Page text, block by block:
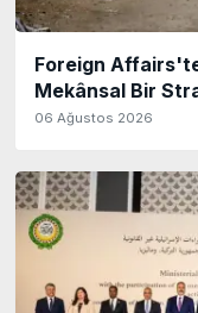
Foreign
Mekânsal Bir
06 Ağustos 2026